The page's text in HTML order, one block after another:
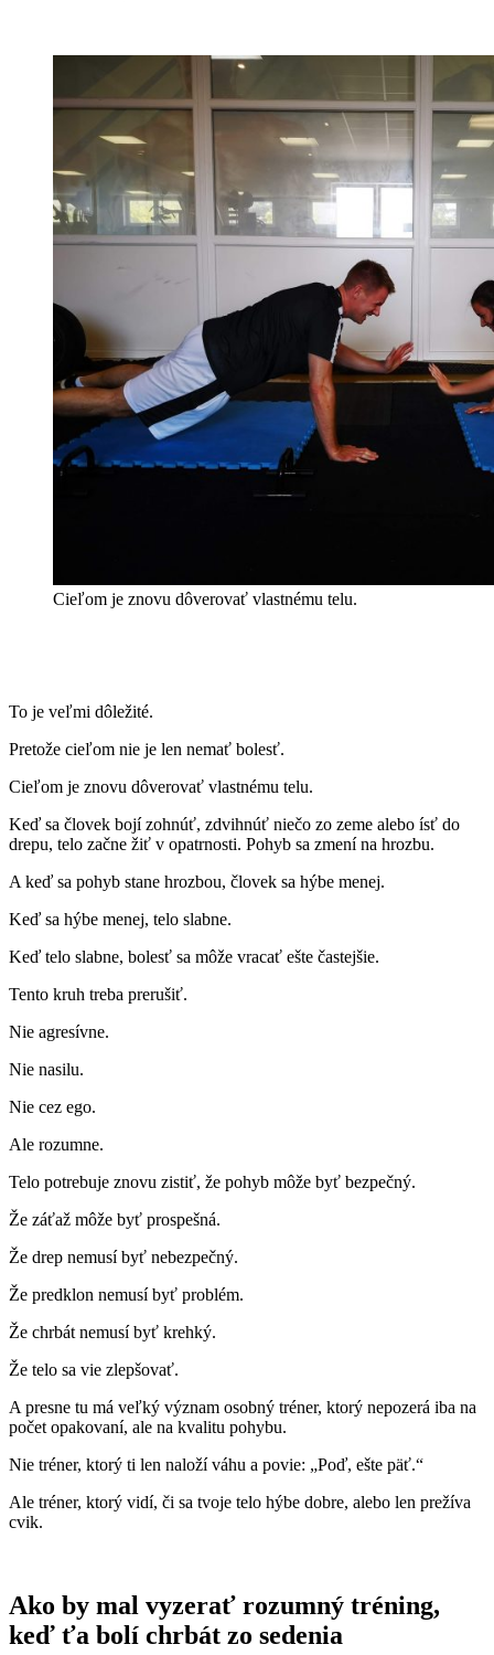
Cieľom je znovu dôverovať vlastnému telu.
To je veľmi dôležité.
Pretože cieľom nie je len nemať bolesť.
Cieľom je znovu dôverovať vlastnému telu.
Keď sa človek bojí zohnúť, zdvihnúť niečo zo zeme alebo ísť do
drepu, telo začne žiť v opatrnosti. Pohyb sa zmení na hrozbu.
A keď sa pohyb stane hrozbou, človek sa hýbe menej.
Keď sa hýbe menej, telo slabne.
Keď telo slabne, bolesť sa môže vracať ešte častejšie.
Tento kruh treba prerušiť.
Nie agresívne.
Nie nasilu.
Nie cez ego.
Ale rozumne.
Telo potrebuje znovu zistiť, že pohyb môže byť bezpečný.
Že záťaž môže byť prospešná.
Že drep nemusí byť nebezpečný.
Že predklon nemusí byť problém.
Že chrbát nemusí byť krehký.
Že telo sa vie zlepšovať.
A presne tu má veľký význam osobný tréner, ktorý nepozerá iba na
počet opakovaní, ale na kvalitu pohybu.
Nie tréner, ktorý ti len naloží váhu a povie: „Poď, ešte päť.“
Ale tréner, ktorý vidí, či sa tvoje telo hýbe dobre, alebo len prežíva
cvik.
Ako by mal vyzerať rozumný tréning,
keď ťa bolí chrbát zo sedenia